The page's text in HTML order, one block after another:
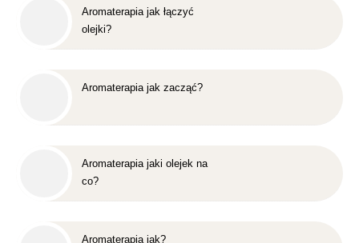
Aromaterapia jak łączyć
olejki?
Aromaterapia jak zacząć?
Aromaterapia jaki olejek na
co?
Aromaterapia jak?